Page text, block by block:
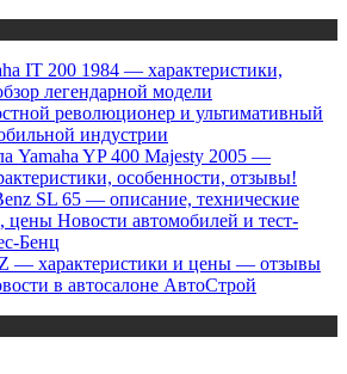
IT 200 1984 — характеристики,
легендарной модели
революционер и ультимативный
индустрии
Yamaha YP 400 Majesty 2005 —
особенности, отзывы!
SL 65 — описание, технические
цены Новости автомобилей и тест-
Бенц
— характеристики и цены — отзывы
в автосалоне АвтоСтрой